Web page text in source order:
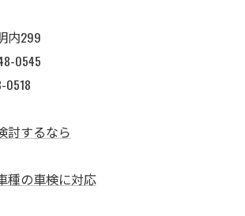
内299
0545
0518
討するなら
種の車検に対応